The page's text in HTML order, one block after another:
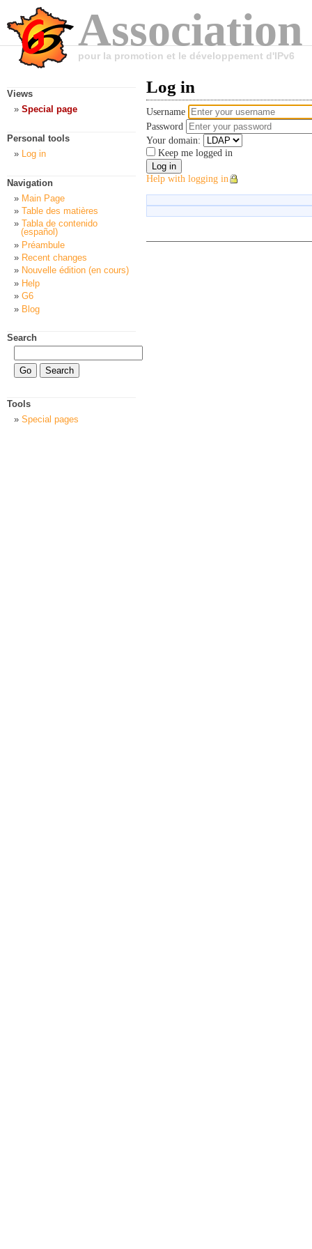
pour la promotion et le développement d'IPv6
Log in
Username
Password
Your domain:
Keep me logged in
Help with logging in
Views
Special page
Personal tools
Log in
Navigation
Main Page
Table des matières
Tabla de contenido
(español)
Préambule
Recent changes
Nouvelle édition (en cours)
Help
G6
Blog
Search
Tools
Special pages